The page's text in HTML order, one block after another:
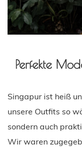
Perfekte
Singapur ist heiß
unsere Outfits so
sondern auch
Wir waren